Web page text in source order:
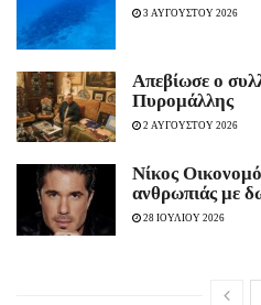
3 ΑΥΓΟΥΣΤΟΥ 2026
Απεβίωσε ο
Πυρομάλλης
2 ΑΥΓΟΥΣΤΟΥ 2026
Νίκος
ανθρωπιάς με
28 ΙΟΥΛΙΟΥ 2026